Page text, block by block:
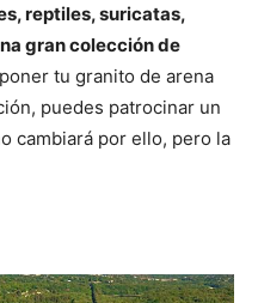
reptiles, suricatas,
gran colección de
tu granito de arena
puedes patrocinar un
cambiará por ello, pero la